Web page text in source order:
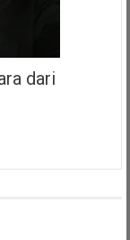
dari